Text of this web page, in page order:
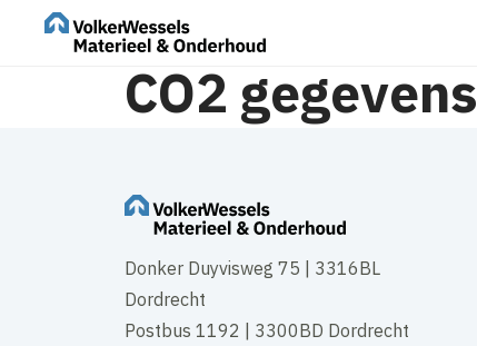
CO2 gegevens
Donker Duyvisweg 75 | 3316BL
Dordrecht
Postbus 1192 | 3300BD Dordrecht